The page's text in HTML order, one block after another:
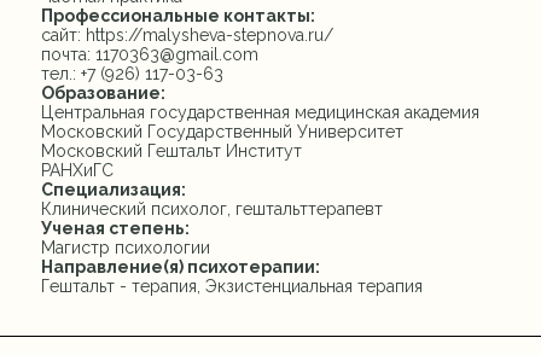
Профессиональные контакты:
сайт: https://malysheva-stepnova.ru/
почта: 1170363@gmail.com
тел.: +7 (926) 117-03-63
Образование:
Центральная государственная медицинская академия
Московский Государственный Университет
Московский Гештальт Институт
РАНХиГС
Специализация:
Клинический психолог, гештальттерапевт
Ученая степень:
Магистр психологии
Направление(я) психотерапии:
Гештальт - терапия, Экзистенциальная терапия